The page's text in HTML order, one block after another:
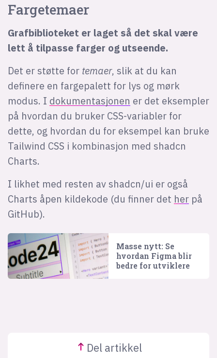
Fargetemaer
Grafbiblioteket er laget så det skal være
lett å tilpasse farger og utseende.
Det er støtte for temaer, slik at du kan
definere en fargepalett for lys og mørk
modus. I dokumentasjonen er det eksempler
på hvordan du bruker CSS-variabler for
dette, og hvordan du for eksempel kan bruke
Tailwind CSS i kombinasjon med shadcn
Charts.
I likhet med resten av shadcn/ui er også
Charts åpen kildekode (du finner det herpå
GitHub).
Masse nytt: Se
hvordan Figma blir
bedre for utviklere
Del artikkel